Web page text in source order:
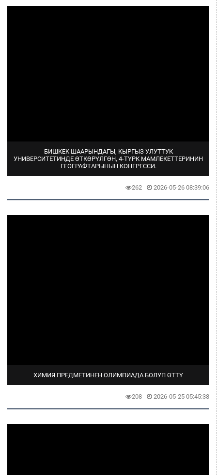
БИШКЕК ШААРЫНДАГЫ, КЫРГЫЗ УЛУТТУК
УНИВЕРСИТЕТИНДЕ ӨТКӨРҮЛГӨН, 4-ТҮРК МАМЛЕКЕТТЕРИНИН
ГЕОГРАФТАРЫНЫН КОНГРЕССИ.
262 2026-05-26 08:39:06
ХИМИЯ ПРЕДМЕТИНЕН ОЛИМПИАДА БОЛУП ӨТТҮ
208 2026-05-25 05:45:38